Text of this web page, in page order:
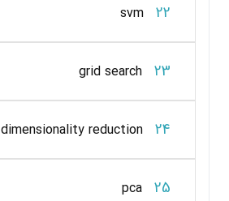
22
svm
23
grid search
24
dimensionality reduction
25
pca